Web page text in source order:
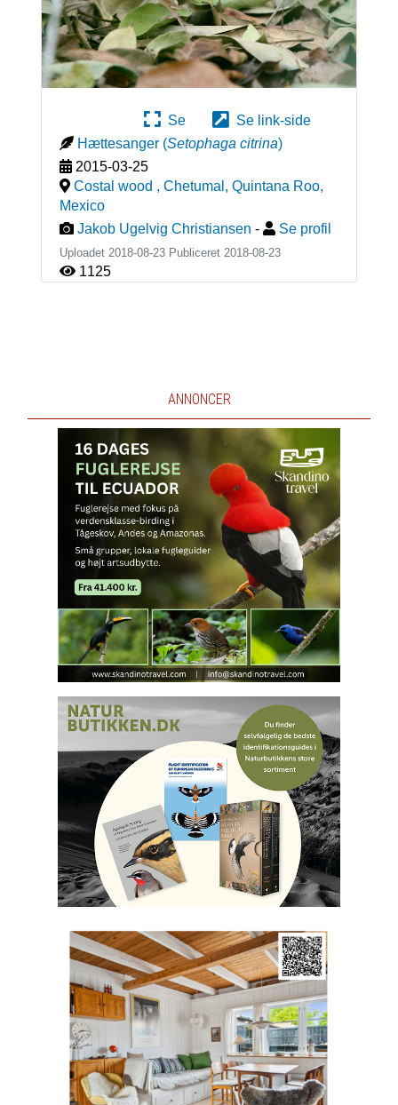
Se
Se link-side
Hættesanger (Setophaga citrina)
2015-03-25
Costal wood , Chetumal, Quintana Roo,
Mexico
Jakob Ugelvig Christiansen - Se profil
Uploadet 2018-08-23 Publiceret 2018-08-23
1125
ANNONCER